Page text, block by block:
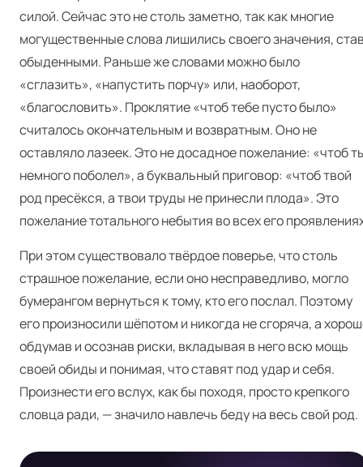
силой. Сейчас это не столь заметно, так как многие
могущественные слова лишились своего значения,
обыденными. Раньше же словами можно было
«сглазить», «напустить порчу» или, наоборот,
«благословить». Проклятие «чтоб тебе пусто было»
считалось окончательным и возвратным. Оно не
оставляло лазеек. Это не досадное пожелание: «чтоб
немного поболел», а буквальный приговор: «чтоб твой
род пресёкся, а твои труды не принесли плода». Это
пожелание тотального небытия во всех его
При этом существовало твёрдое поверье, что столь
страшное пожелание, если оно несправедливо, могло
бумерангом вернуться к тому, кто его послал. Поэтому
его произносили шёпотом и никогда не сгоряча, а
обдумав и осознав риски, вкладывая в него всю мощь
своей обиды и понимая, что ставят под удар и себя.
Произнести его вслух, как бы походя, просто крепкого
словца ради, — значило навлечь беду на весь свой род.